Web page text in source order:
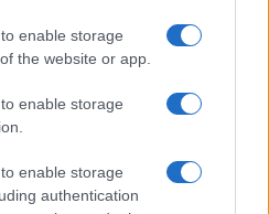
enable storage
the website or app.
enable storage
enable storage
authentication